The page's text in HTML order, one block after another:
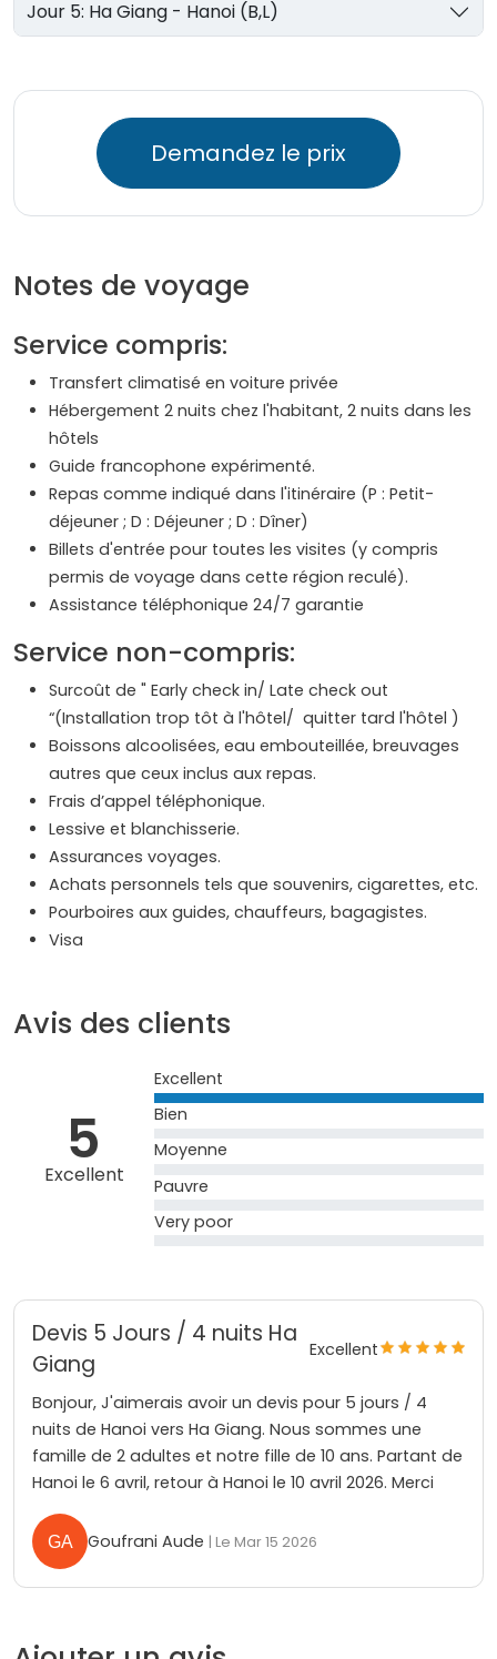
Jour 5: Ha Giang - Hanoi (B,L)
Demandez le prix
Notes de voyage
Service compris:
Transfert climatisé en voiture privée
Hébergement 2 nuits chez l'habitant, 2 nuits dans les
hôtels
Guide francophone expérimenté.
Repas comme indiqué dans l'itinéraire (P : Petit-
déjeuner ; D : Déjeuner ; D : Dîner)
Billets d'entrée pour toutes les visites (y compris
permis de voyage dans cette région reculé).
Assistance téléphonique 24/7 garantie
Service non-compris:
Surcoût de " Early check in/ Late check out
“(Installation trop tôt à l'hôtel/ quitter tard l'hôtel )
Boissons alcoolisées, eau embouteillée, breuvages
autres que ceux inclus aux repas.
Frais d’appel téléphonique.
Lessive et blanchisserie.
Assurances voyages.
Achats personnels tels que souvenirs, cigarettes, etc.
Pourboires aux guides, chauffeurs, bagagistes.
Visa
Avis des clients
5
Excellent
Excellent
Bien
Moyenne
Pauvre
Very poor
Devis 5 Jours / 4 nuits Ha
Giang
Excellent
Bonjour, J'aimerais avoir un devis pour 5 jours / 4
nuits de Hanoi vers Ha Giang. Nous sommes une
famille de 2 adultes et notre fille de 10 ans. Partant de
Hanoi le 6 avril, retour à Hanoi le 10 avril 2026. Merci
Goufrani Aude | Le Mar 15 2026